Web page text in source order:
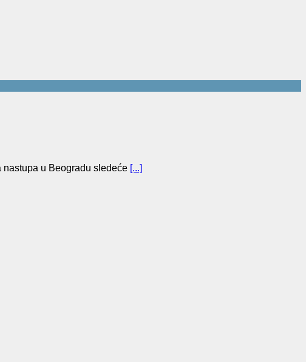
u Beogradu sledeće [...]